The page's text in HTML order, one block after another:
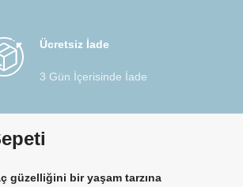
Ücretsiz İade
3 Gün İçerisinde İade
güzelliğini bir yaşam tarzına